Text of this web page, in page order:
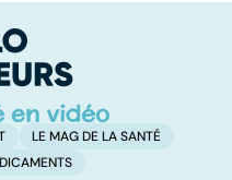
LE MAG DE LA SANTÉ